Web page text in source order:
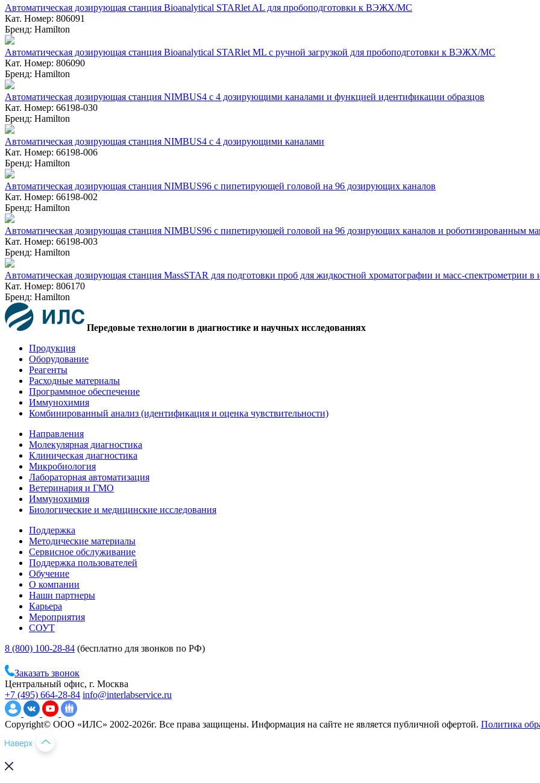
Автоматическая дозирующая станция Bioanalytical STARlet AL для пробоподготовки к ВЭЖХ/МС
Кат. Номер: 806091
Бренд: Hamilton
Автоматическая дозирующая станция Bioanalytical STARlet ML с ручной загрузкой для пробоподготовки к ВЭЖХ/МС
Кат. Номер: 806090
Бренд: Hamilton
Автоматическая дозирующая станция NIMBUS4 с 4 дозирующими каналами и функцией идентификации образцов
Кат. Номер: 66198-030
Бренд: Hamilton
Автоматическая дозирующая станция NIMBUS4 с 4 дозирующими каналами
Кат. Номер: 66198-006
Бренд: Hamilton
Автоматическая дозирующая станция NIMBUS96 с пипетирующей головой на 96 дозирующих каналов
Кат. Номер: 66198-002
Бренд: Hamilton
Автоматическая дозирующая станция NIMBUS96 с пипетирующей головой на 96 дозирующих каналов и роботизированным
Кат. Номер: 66198-003
Бренд: Hamilton
Автоматическая дозирующая станция MassSTAR для подготовки проб для жидкостной хроматографии и масс-спектрометрии
Кат. Номер: 806170
Бренд: Hamilton
Передовые технологии в диагностике и научных исследованиях
Продукция
Оборудование
Реагенты
Расходные материалы
Программное обеспечение
Иммунохимия
Комбинированный анализ (идентификация и оценка чувствительности)
Направления
Молекулярная диагностика
Клиническая диагностика
Микробиология
Лабораторная автоматизация
Ветеринария и ГМО
Иммунохимия
Биологические и медицинские исследования
Поддержка
Методические материалы
Сервисное обслуживание
Поддержка пользователей
Обучение
О компании
Наши партнеры
Карьера
Мероприятия
СОУТ
8 (800) 100-28-84 (бесплатно для звонков по РФ)
Заказать звонок
Центральный офис, г. Москва
+7 (495) 664-28-84 info@interlabservice.ru
Copyright© ООО «ИЛС» 2002-2026г. Все права защищены. Информация на сайте не является публичной офертой. Политика